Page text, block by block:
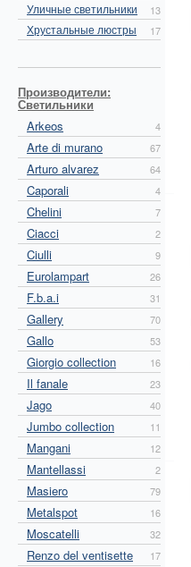
Уличные светильники 13
Хрустальные люстры 17
Производители:
Светильники
Arkeos
4
Arte di murano 67
Arturo alvarez 64
Caporali 4
Chelini 7
Ciacci 2
Ciulli 9
Eurolampart 26
F.b.a.i 31
Gallery 70
Gallo 53
Giorgio collection 16
Il fanale 23
Jago 40
Jumbo collection 11
Mangani 12
Mantellassi 2
Masiero 79
Metalspot 16
Moscatelli 32
Renzo del ventisette 17